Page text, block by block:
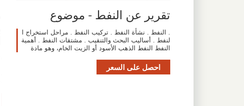
تقرير عن النفط - موضوع
. النفط . نشأة النفط . تركيب النفط . مراحل استخراج ا
لنفط . أساليب البحث والتنقيب . مشتقات النفط . أهمية
النفط النفط الذهب الأسود أو الزيت الخام، وهو مادة
احصل على السعر